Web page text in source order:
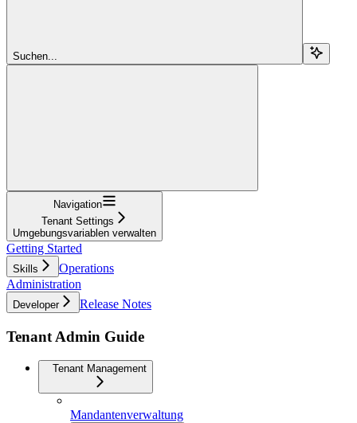
Suchen...
Navigation
Tenant Settings
Umgebungsvariablen verwalten
Getting Started
Skills
Operations
Administration
Developer Release Notes
Tenant Admin Guide
Tenant Management
Mandantenverwaltung